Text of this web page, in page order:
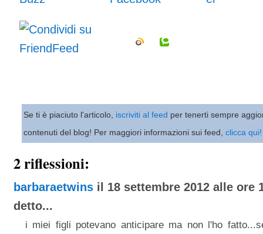
Se ti è piaciuto l'articolo, iscriviti al feed per tenerti sempre
contenuti del blog! Per maggiori informazioni sui feed, clicca qui!
2 riflessioni:
barbaraetwinsil 18 settembre 2012 alle ore
detto...
i miei figli potevano anticipare ma non l'ho